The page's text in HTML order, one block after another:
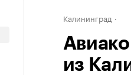
Калининград
из